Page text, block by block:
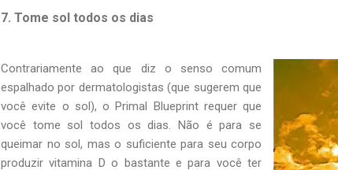
7. Tome sol todos os dias
Contrariamente ao que diz o senso comum
espalhado por dermatologistas (que sugerem que
você evite o sol), o Primal Blueprint requer que
você tome sol todos os dias. Não é para se
queimar no sol, mas o suficiente para seu corpo
produzir vitamina D o bastante e para você ter